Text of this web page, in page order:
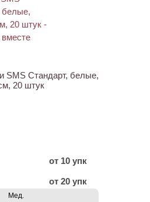
SMS Стандарт, белые,
20 штук
от 10 упк
от 20 упк
Мед.